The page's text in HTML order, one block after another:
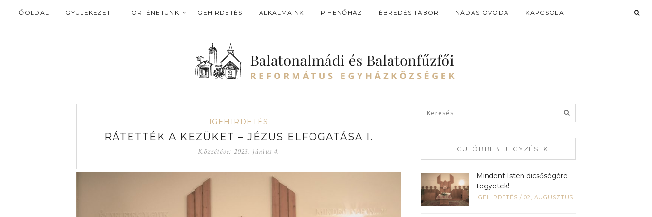
FŐOLDAL GYÜLEKEZET TÖRTÉNETÜNK IGEHIRDETÉS ALKALMAINK PIHENŐHÁZ ÉBREDÉS TÁBOR NÁDAS ÓVODA KAPCSOLAT
IGEHIRDETÉS
RÁTETTÉK A KEZÜKET – JÉZUS ELFOGATÁSA I.
Közzétéve: 2023. június 4. LEGUTÓBBI BEJEGYZÉSEK
Mindent Isten dicsőségére
tegyetek!
IGEHIRDETÉS / 02, AUGUSZTUS